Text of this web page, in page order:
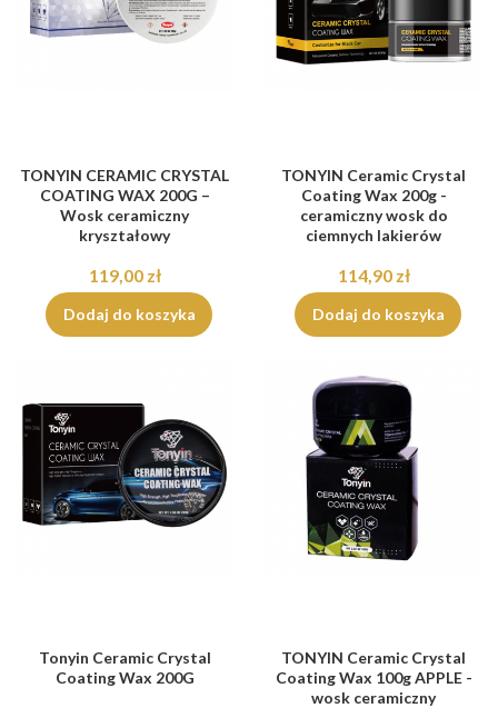
TONYIN CERAMIC CRYSTAL
COATING WAX 200G –
Wosk ceramiczny
kryształowy
119,00 zł
Dodaj do koszyka
TONYIN Ceramic Crystal
Coating Wax 200g -
ceramiczny wosk do
ciemnych lakierów
114,90 zł
Dodaj do koszyka
Tonyin Ceramic Crystal
Coating Wax 200G
TONYIN Ceramic Crystal
Coating Wax 100g APPLE -
wosk ceramiczny